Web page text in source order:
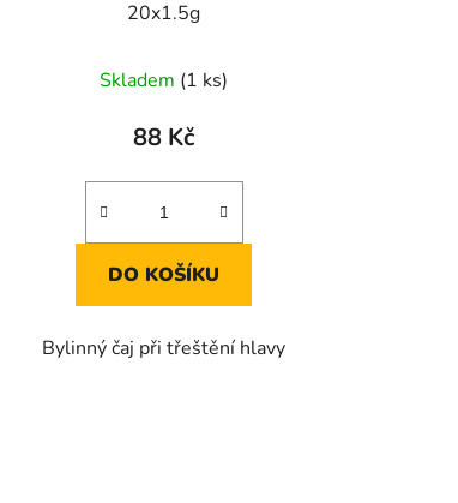
20x1.5g
Skladem (1 ks)
88 Kč
DO KOŠÍKU
Bylinný čaj při třeštění hlavy